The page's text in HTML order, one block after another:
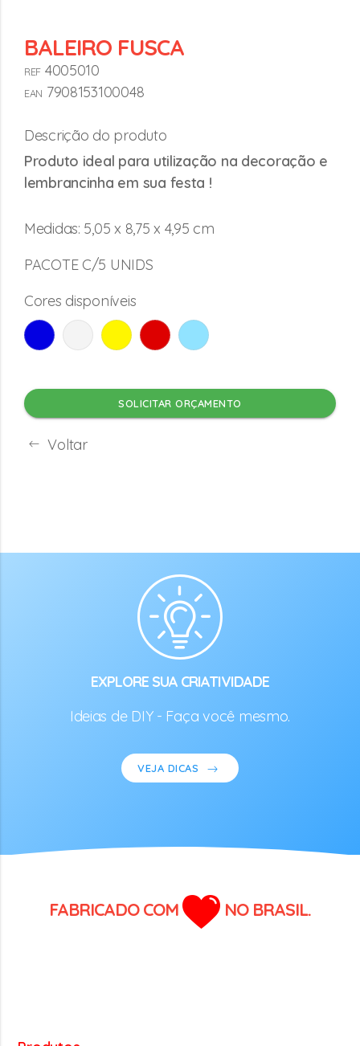
BALEIRO FUSCA
REF 4005010
EAN 7908153100048
Descrição do produto
Produto ideal para utilização na decoração e
lembrancinha em sua festa !
Medidas: 5,05 x 8,75 x 4,95 cm
PACOTE C/5 UNIDS
Cores disponíveis
SOLICITAR ORÇAMENTO
Voltar
EXPLORE SUA CRIATIVIDADE
Ideias de DIY - Faça você mesmo.
VEJA DICAS
FABRICADO COM NO BRASIL.